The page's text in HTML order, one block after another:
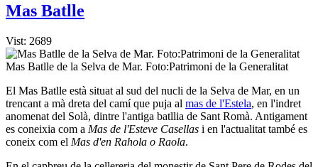
Mas Batlle
Vist: 2689
Mas Batlle de la Selva de Mar. Foto:Patrimoni de la Generalitat
El Mas Batlle està situat al sud del nucli de la Selva de Mar, en un
trencant a mà dreta del camí que puja al mas de l'Estela, en l'indret
anomenat del Solà, dintre l'antiga batllia de Sant Romà. Antigament
es coneixia com a Mas de l'Esteve Casellas i en l'actualitat també es
coneix com el Mas d'en Rahola o Raola.